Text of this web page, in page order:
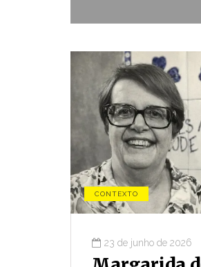
CONTEXTO
23 de junho de 2026
POLYTHEAMA